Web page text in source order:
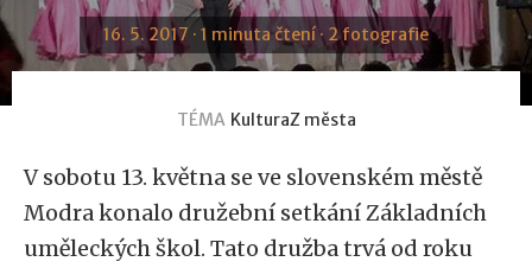
16. 5. 2017 · 1 minuta čtení · 2 fotografie
TÉMA KulturaZ města
V sobotu 13. května se ve slovenském městě
Modra konalo družební setkání Základních
uměleckých škol. Tato družba trvá od roku